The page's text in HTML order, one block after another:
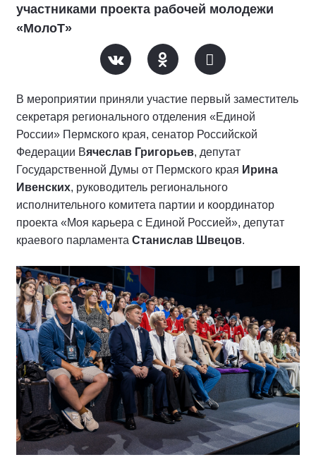
участниками проекта рабочей молодежи
«МолоТ»
В мероприятии приняли участие первый заместитель
секретаря регионального отделения «Единой
России» Пермского края, сенатор Российской
Федерации Вячеслав Григорьев, депутат
Государственной Думы от Пермского края Ирина
Ивенских, руководитель регионального
исполнительного комитета партии и координатор
проекта «Моя карьера с Единой Россией», депутат
краевого парламента Станислав Швецов.